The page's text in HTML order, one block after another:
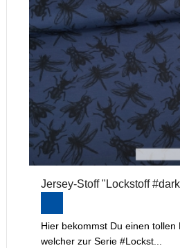
Jersey-Stoff "Lockstoff
Hier bekommst Du einen tollen
welcher zur Serie #Lockst...